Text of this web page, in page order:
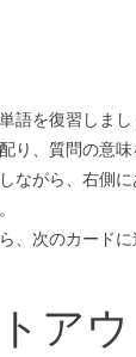
語を復習しまし
り、質問の意味
ながら、右側
、次のカードに
ア